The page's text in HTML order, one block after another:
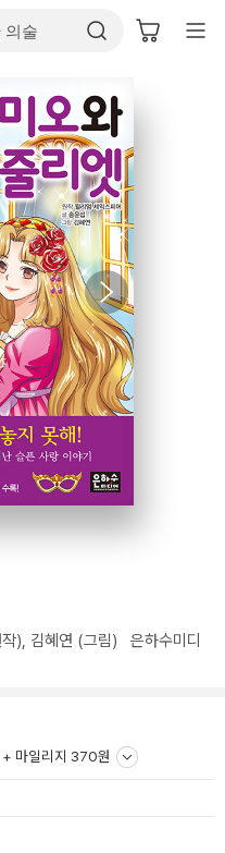
), 김혜연 (그림) 은하수미디
+ 마일리지 370원